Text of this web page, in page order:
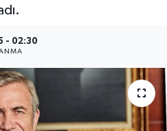
- 02:30